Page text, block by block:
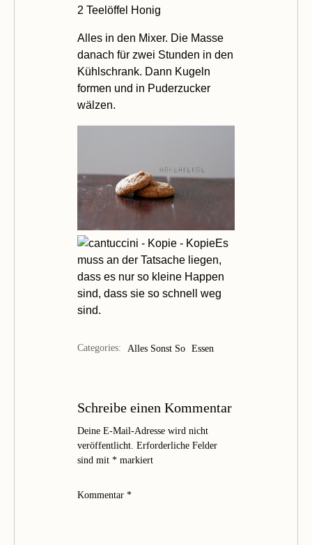
2 Teelöffel Honig
Alles in den Mixer. Die Masse
danach für zwei Stunden in den
Kühlschrank. Dann Kugeln
formen und in Puderzucker
wälzen.
Es
muss an der Tatsache liegen,
dass es nur so kleine Happen
sind, dass sie so schnell weg
sind.
Categories: Alles Sonst So Essen
Schreibe einen Kommentar
Deine E-Mail-Adresse wird nicht
veröffentlicht. Erforderliche Felder
sind mit * markiert
Kommentar *